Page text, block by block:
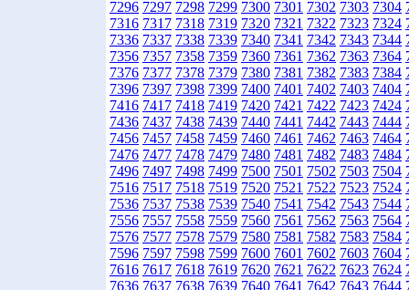
7296 7297 7298 7299 7300 7301 7302 7303 7304
7316 7317 7318 7319 7320 7321 7322 7323 7324
7336 7337 7338 7339 7340 7341 7342 7343 7344
7356 7357 7358 7359 7360 7361 7362 7363 7364
7376 7377 7378 7379 7380 7381 7382 7383 7384
7396 7397 7398 7399 7400 7401 7402 7403 7404
7416 7417 7418 7419 7420 7421 7422 7423 7424
7436 7437 7438 7439 7440 7441 7442 7443 7444
7456 7457 7458 7459 7460 7461 7462 7463 7464
7476 7477 7478 7479 7480 7481 7482 7483 7484
7496 7497 7498 7499 7500 7501 7502 7503 7504
7516 7517 7518 7519 7520 7521 7522 7523 7524
7536 7537 7538 7539 7540 7541 7542 7543 7544
7556 7557 7558 7559 7560 7561 7562 7563 7564
7576 7577 7578 7579 7580 7581 7582 7583 7584
7596 7597 7598 7599 7600 7601 7602 7603 7604
7616 7617 7618 7619 7620 7621 7622 7623 7624
7636 7637 7638 7639 7640 7641 7642 7643 7644